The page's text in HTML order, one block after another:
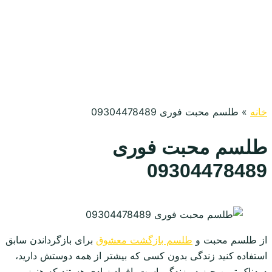
خانه » طلسم محبت فوری 09304478489
طلسم محبت فوری
09304478489
از طلسم محبت و طلسم بازگشت معشوق برای بازگرداندن سابق
استفاده کنید زندگی بدون کسی که بیشتر از همه دوستش دارید،